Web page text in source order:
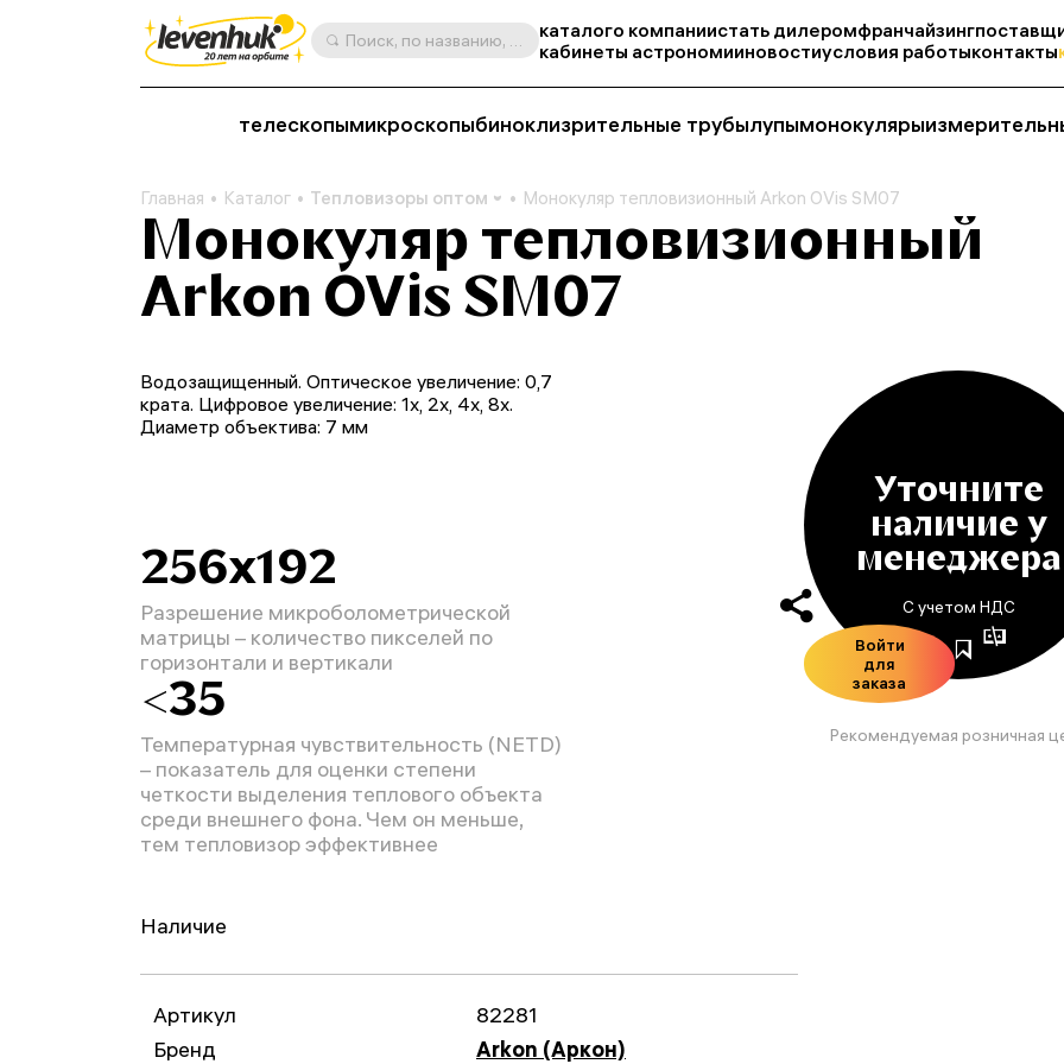
Поиск, по названию, артикулу, категории и др. каталого компаниистать дилеромфранчайзинг
кабинеты астрономииновостиусловия работыконтакты
телескопымикроскопыбиноклизрительные трубылупымонокуляры
Главная Каталог Тепловизоры оптом Монокуляр тепловизионный Arkon OVis SM07
Монокуляр тепловизионный
Arkon OVis SM07
Уточните
наличие у
менеджера
С учетом НДС
Войти
для
заказа
Рекомендуемая розничная
Водозащищенный. Оптическое увеличение: 0,7
крата. Цифровое увеличение: 1х, 2х, 4х, 8х.
Диаметр объектива: 7 мм
256х192
Разрешение микроболометрической
матрицы – количество пикселей по
горизонтали и вертикали
<35
Температурная чувствительность (NETD)
– показатель для оценки степени
четкости выделения теплового объекта
среди внешнего фона. Чем он меньше,
тем тепловизор эффективнее
Наличие
Артикул
82281
Бренд
Arkon (Аркон)